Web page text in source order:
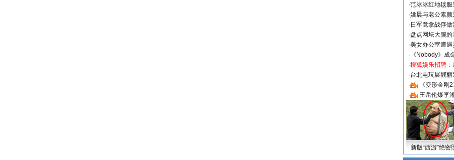
·范冰冰红地毯
·姚晨与老公素颜
· 日军竟拿战俘做
·盘点网坛大腕的
·美女办公室遭遇
· 《Nobody》成
·搜狐娱乐招聘：
·台北电玩展靓丽
·
《变形金刚
·
王岳伦爆李
新版“西游”绝密